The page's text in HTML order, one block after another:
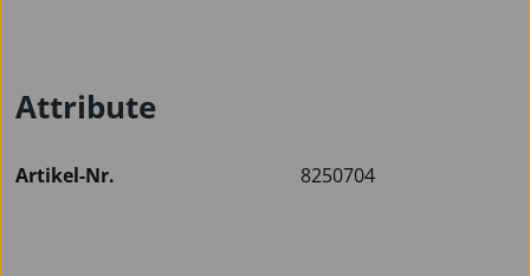
Attribute
Artikel-Nr. 8250704